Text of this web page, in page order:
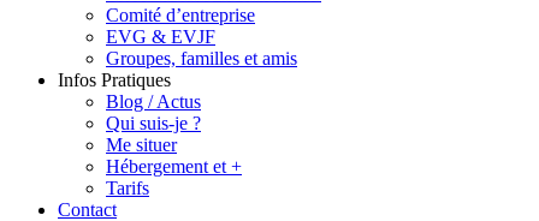
Comité d’entreprise
EVG & EVJF
Groupes, familles et amis
Infos Pratiques
Blog / Actus
Qui suis-je ?
Me situer
Hébergement et +
Tarifs
Contact